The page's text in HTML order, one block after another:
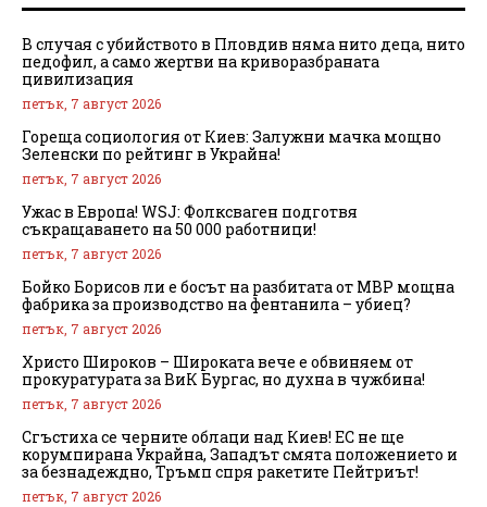
В случая с убийството в Пловдив няма нито деца, нито
педофил, а само жертви на криворазбраната
цивилизация
петък, 7 август 2026
Гореща социология от Киев: Залужни мачка мощно
Зеленски по рейтинг в Украйна!
петък, 7 август 2026
Ужас в Европа! WSJ: Фолксваген подготвя
съкращаването на 50 000 работници!
петък, 7 август 2026
Бойко Борисов ли е босът на разбитата от МВР мощна
фабрика за производство на фентанила – убиец?
петък, 7 август 2026
Христо Широков – Широката вече е обвиняем от
прокуратурата за ВиК Бургас, но духна в чужбина!
петък, 7 август 2026
Сгъстиха се черните облаци над Киев! ЕС не ще
корумпирана Украйна, Западът смята положението и
за безнадеждно, Тръмп спря ракетите Пейтриът!
петък, 7 август 2026